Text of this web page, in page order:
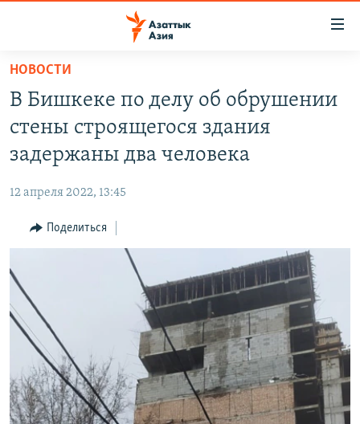
Вернуться
основному
содержанию
главной
навигации
Вернутся
поиску
ТАДЖИКИСТАН
ВОЙНА В УКРАИНЕ
ҚАЗАҚША
КЫРГЫЗЧА
TÜRKMENÇE
НОВОСТИ
В Бишкеке по делу об обрушении
стены строящегося здания
задержаны два человека
12 апреля 2022, 13:45
Поделиться